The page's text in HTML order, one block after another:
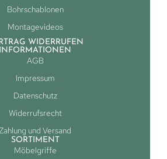
Bohrschablonen
Montagevideos
WIDERRUFEN
INFORMATIONEN
AGB
Impressum
Datenschutz
Widerrufsrecht
und Versand
SORTIMENT
Möbelgriffe